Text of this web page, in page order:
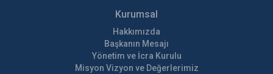
Kurumsal
Hakkımızda
Başkanın Mesajı
Yönetim ve İcra Kurulu
Misyon Vizyon ve Değerlerimiz